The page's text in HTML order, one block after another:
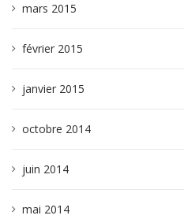
mars 2015
février 2015
janvier 2015
octobre 2014
juin 2014
mai 2014